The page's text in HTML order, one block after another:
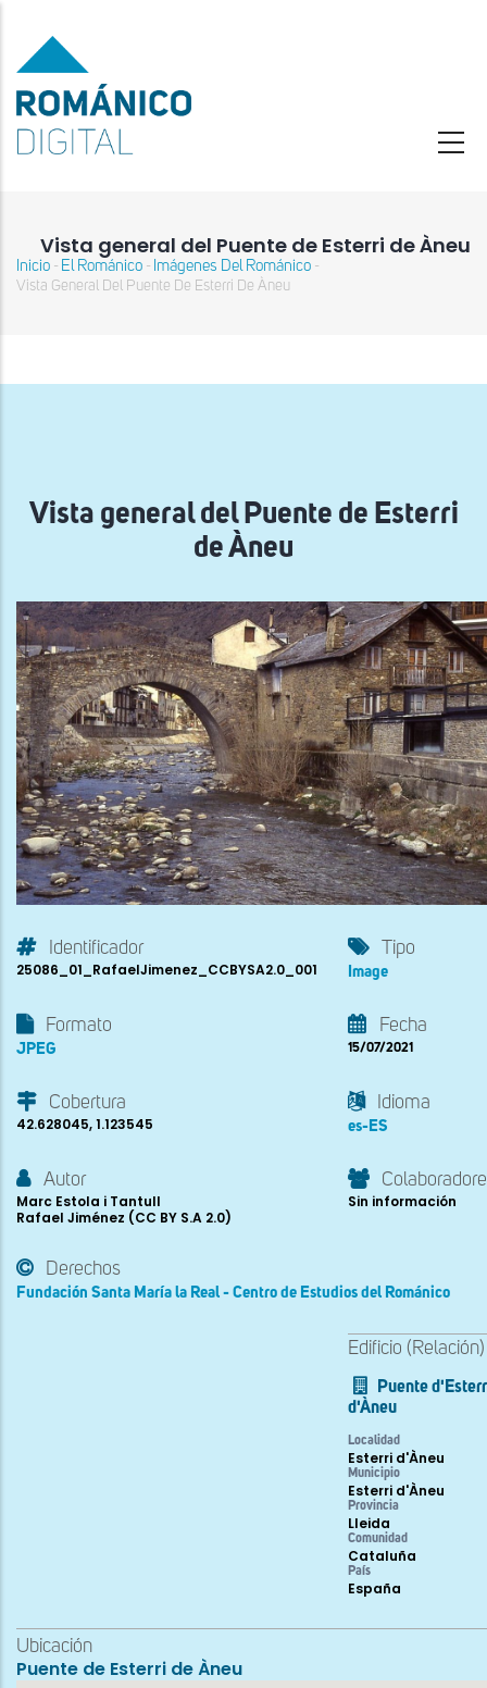
contenido
principal
Vista general del Puente de Esterri de Àneu
Sobrescribir
ayuda
Inicio - El Románico - Imágenes Del Románico -
Vista General Del Puente De Esterri De Àneu
Vista general del Puente de Esterri
de Àneu
Identificador
25086_01_RafaelJimenez_CCBYSA2.0_001
Tipo
Image
Formato
JPEG
Fecha
15/07/2021
Cobertura
42.628045, 1.123545
Idioma
es-ES
Autor
Marc Estola i Tantull
Rafael Jiménez (CC BY S.A 2.0)
Sin información
Derechos
Fundación Santa María la Real - Centro de Estudios del Románico
Edificio (Relación)
Puente
d'Àneu
Localidad
Esterri d'Àneu
Municipio
Esterri d'Àneu
Provincia
Lleida
Comunidad
Cataluña
País
España
Ubicación
Puente de Esterri de Àneu